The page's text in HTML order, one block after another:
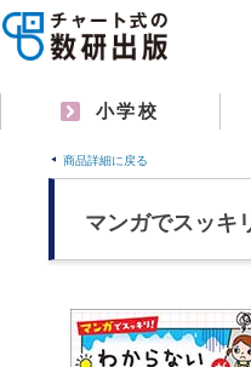
小学校
商品詳細に戻る
マンガでスッ